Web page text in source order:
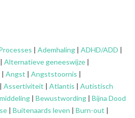
| Ademhaling | ADHD/ADD |
| Alternatieve geneeswijze |
| Angst | Angststoornis |
| Assertiviteit | Atlantis | Autistisch
| Bewustwording | Bijna Dood
| Buitenaards leven | Burn-out |